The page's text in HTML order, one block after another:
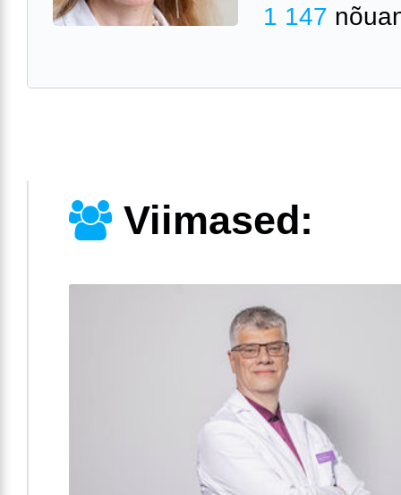
1 147
Viimased: